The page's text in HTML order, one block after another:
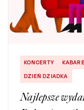
KONCERTY
DZIEŃ DZIADKA
Najlepsze